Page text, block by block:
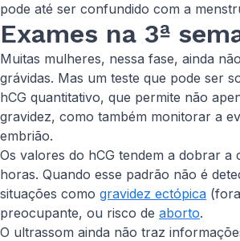
pode até ser confundido com a
Exames na 3ª
Muitas mulheres, nessa fase, ainda
grávidas. Mas um teste que pode ser
hCG quantitativo, que permite não
gravidez, como também monitorar a
embrião.
Os valores do hCG tendem a dobrar a
horas. Quando esse padrão não é
situações como gravidez ectópica
preocupante, ou risco de aborto.
O ultrassom ainda não traz